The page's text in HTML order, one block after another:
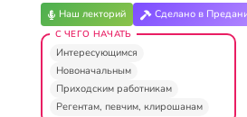
Наш лекторий Сделано в
С ЧЕГО НАЧАТЬ
Интересующимся
Новоначальным
Приходским работникам
Регентам, певчим, клирошанам